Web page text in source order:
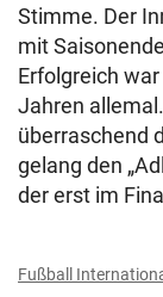
Stimme. Der
mit
Erfolgreich
Jahren
überraschend
gelang den
der erst im
Fußball